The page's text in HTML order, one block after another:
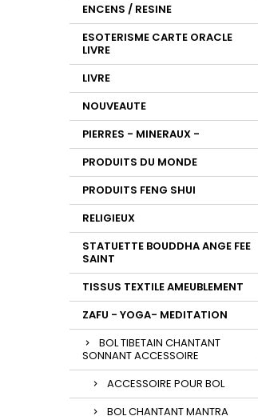
ENCENS / RESINE
ESOTERISME CARTE ORACLE
LIVRE
LIVRE
NOUVEAUTE
PIERRES - MINERAUX -
PRODUITS DU MONDE
PRODUITS FENG SHUI
RELIGIEUX
STATUETTE BOUDDHA ANGE FEE
SAINT
TISSUS TEXTILE AMEUBLEMENT
ZAFU - YOGA- MEDITATION
BOL TIBETAIN CHANTANT
SONNANT ACCESSOIRE
ACCESSOIRE POUR BOL
BOL CHANTANT MANTRA